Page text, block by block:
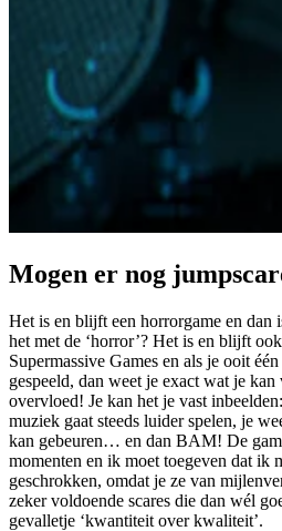
Mogen er nog
Het is en blijft een horrorgame en dan
het met de ‘horror’? Het is en blijft
Supermassive Games en als je ooit
gespeeld, dan weet je exact wat je
overvloed! Je kan het je vast
muziek gaat steeds luider spelen, je
kan gebeuren… en dan BAM! De
momenten en ik moet toegeven dat ik
geschrokken, omdat je ze van
zeker voldoende scares die dan wél
gevalletje ‘kwantiteit over kwaliteit’.